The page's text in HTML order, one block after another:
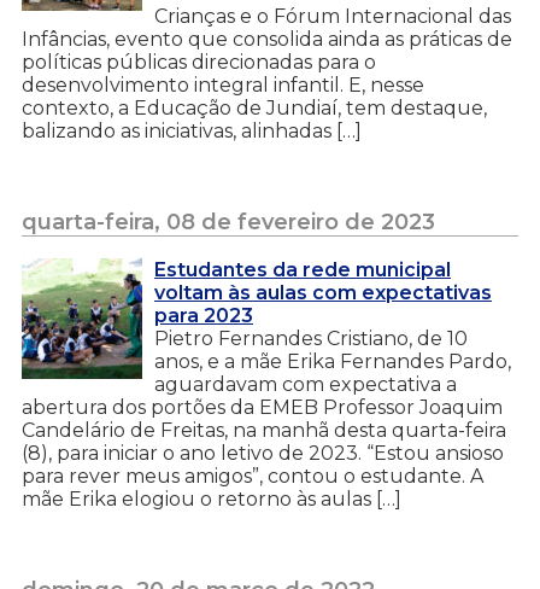
Crianças e o Fórum Internacional das
Infâncias, evento que consolida ainda as práticas de
políticas públicas direcionadas para o
desenvolvimento integral infantil. E, nesse
contexto, a Educação de Jundiaí, tem destaque,
balizando as iniciativas, alinhadas […]
quarta-feira, 08 de fevereiro de 2023
Estudantes da rede municipal
voltam às aulas com expectativas
para 2023
Pietro Fernandes Cristiano, de 10
anos, e a mãe Erika Fernandes Pardo,
aguardavam com expectativa a
abertura dos portões da EMEB Professor Joaquim
Candelário de Freitas, na manhã desta quarta-feira
(8), para iniciar o ano letivo de 2023. “Estou ansioso
para rever meus amigos”, contou o estudante. A
mãe Erika elogiou o retorno às aulas […]